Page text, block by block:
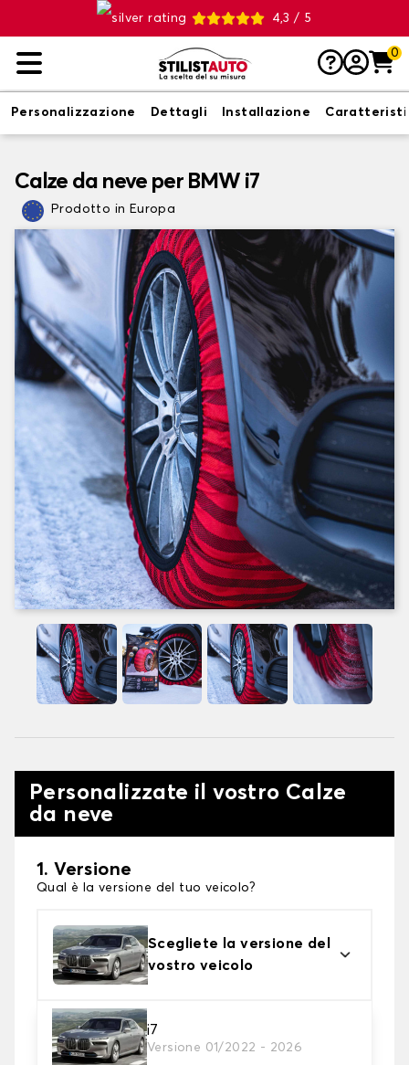
4,3 / 5
0
Personalizzazione Dettagli Installazione
Calze da neve per BMW i7
Prodotto in Europa
Personalizzate il vostro Calze
da neve
1. Versione
Qual è la versione del tuo veicolo?
Scegliete la versione del
vostro veicolo
i7
Versione 01/2022 - 2026
2. Finitura a calza
Scegli le calze da neve adatte alle tue necessità